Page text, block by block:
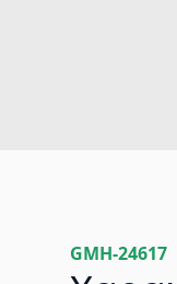
GMH-24617